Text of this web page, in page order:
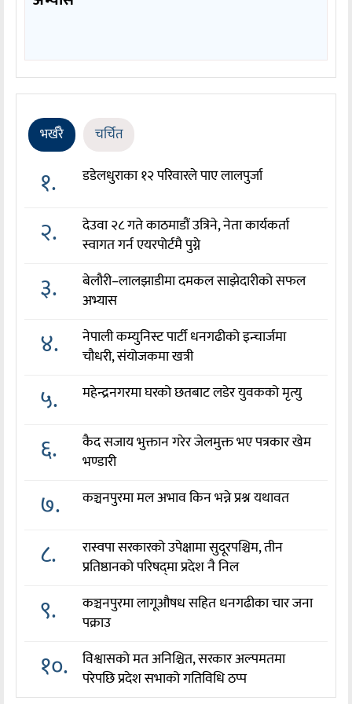
भर्खरै चर्चित
१. डडेलधुराका १२ परिवारले पाए लालपुर्जा
२.
देउवा २८ गते काठमाडौं उत्रिने, नेता कार्यकर्ता
स्वागत गर्न एयरपोर्टमै पुग्ने
३.
बेलौरी–लालझाडीमा दमकल साझेदारीको सफल
अभ्यास
४.
नेपाली कम्युनिस्ट पार्टी धनगढीको इन्चार्जमा
चौधरी, संयोजकमा खत्री
५. महेन्द्रनगरमा घरको छतबाट लडेर युवकको मृत्यु
६.
कैद सजाय भुक्तान गरेर जेलमुक्त भए पत्रकार खेम
भण्डारी
७. कञ्चनपुरमा मल अभाव किन भन्ने प्रश्न यथावत
८.
रास्वपा सरकारको उपेक्षामा सुदूरपश्चिम, तीन
प्रतिष्ठानको परिषद्‌मा प्रदेश नै निल
९.
कञ्चनपुरमा लागूऔषध सहित धनगढीका चार जना
पक्राउ
१०.
विश्वासको मत अनिश्चित, सरकार अल्पमतमा
परेपछि प्रदेश सभाको गतिविधि ठप्प